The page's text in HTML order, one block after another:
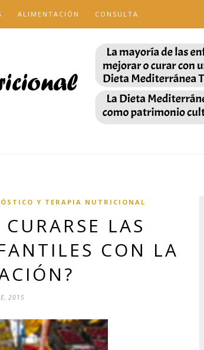
ALIMENTACIÓN CONSULTA
Y TERAPIA NUTRICIONAL
LAS
CON LA
2015